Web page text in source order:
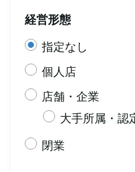
経営形態
指定なし
個人店
店舗・企業
大手所属・認
閉業